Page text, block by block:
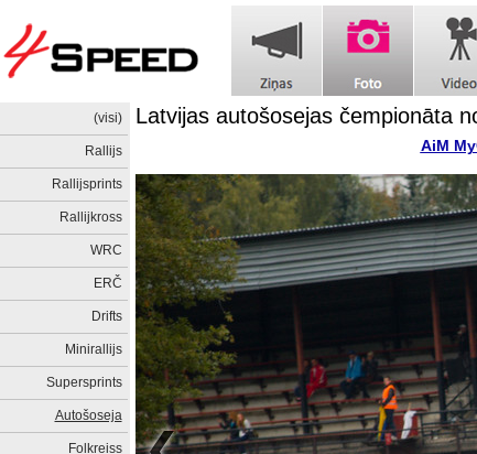
(visi)
Rallijs
Rallijsprints
Rallijkross
WRC
ERČ
Drifts
Minirallijs
Supersprints
Autošoseja
Folkreiss
Latvijas autošosejas čempionāta
AiM